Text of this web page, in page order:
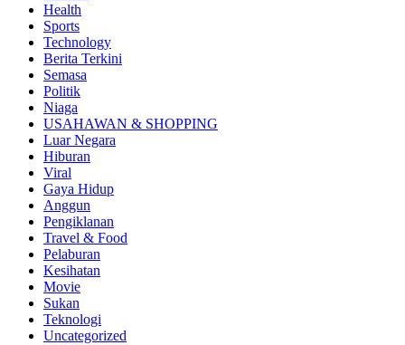
Health
Sports
Technology
Berita Terkini
Semasa
Politik
Niaga
USAHAWAN & SHOPPING
Luar Negara
Hiburan
Viral
Gaya Hidup
Anggun
Pengiklanan
Travel & Food
Pelaburan
Kesihatan
Movie
Sukan
Teknologi
Uncategorized